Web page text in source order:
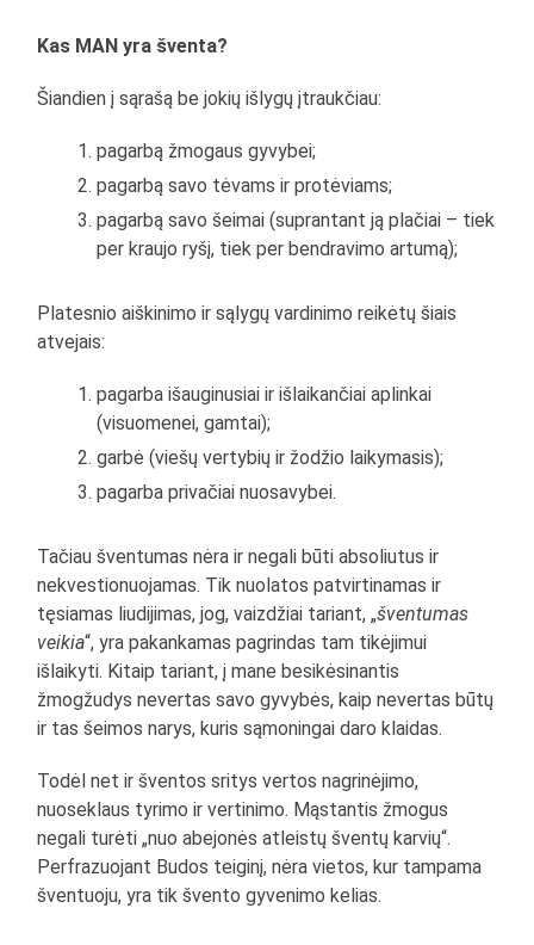
Kas MAN yra šventa?
Šiandien į sąrašą be jokių išlygų įtraukčiau:
pagarbą žmogaus gyvybei;
pagarbą savo tėvams ir protėviams;
pagarbą savo šeimai (suprantant ją plačiai – tiek
per kraujo ryšį, tiek per bendravimo artumą);
Platesnio aiškinimo ir sąlygų vardinimo reikėtų šiais
atvejais:
pagarba išauginusiai ir išlaikančiai aplinkai
(visuomenei, gamtai);
garbė (viešų vertybių ir žodžio laikymasis);
pagarba privačiai nuosavybei.
Tačiau šventumas nėra ir negali būti absoliutus ir
nekvestionuojamas. Tik nuolatos patvirtinamas ir
tęsiamas liudijimas, jog, vaizdžiai tariant, „šventumas
veikia“, yra pakankamas pagrindas tam tikėjimui
išlaikyti. Kitaip tariant, į mane besikėsinantis
žmogžudys nevertas savo gyvybės, kaip nevertas būtų
ir tas šeimos narys, kuris sąmoningai daro klaidas.
Todėl net ir šventos sritys vertos nagrinėjimo,
nuoseklaus tyrimo ir vertinimo. Mąstantis žmogus
negali turėti „nuo abejonės atleistų šventų karvių“.
Perfrazuojant Budos teiginį, nėra vietos, kur tampama
šventuoju, yra tik švento gyvenimo kelias.